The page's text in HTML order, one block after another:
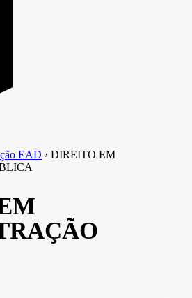
EAD › DIREITO EM